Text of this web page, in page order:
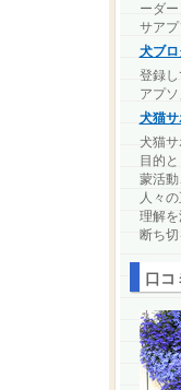
ーダ
サア
犬ブ
登録
アプ
犬猫サ
犬猫
目的
蒙活動
人々
理解
断ち切
口コ